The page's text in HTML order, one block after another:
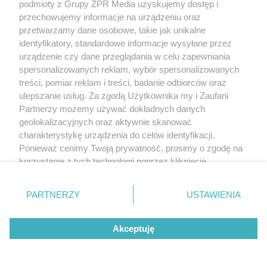
bursztynowego (kwasu butanodiowego). Oznacza to,
że drugą grupą funkcyjną musiała być
pierwszorzędowa grupa hydroksylowa (-CH
2OH), która
utleniła się do grupy karboksylowej. Zatem związek X
to kwas 4-hydroksybutanowy.
Wzór półstrukturalny związku X:HO–CH
CH2 –COOH
Napisz wzór półstrukturalny (grupowy)
jednego z izomerycznych dimetylobutanali, którynie
ulegaopisanej reakcji z KOH.
podmioty z Grupy ZPR Media uzyskujemy dostęp i
przechowujemy informacje na urządzeniu oraz
przetwarzamy dane osobowe, takie jak unikalne
identyfikatory, standardowe informacje wysyłane przez
urządzenie czy dane przeglądania w celu zapewniania
spersonalizowanych reklam, wybór spersonalizowanych
treści, pomiar reklam i treści, badanie odbiorców oraz
ulepszanie usług. Za zgodą Użytkownika my i Zaufani
Partnerzy możemy używać dokładnych danych
geolokalizacyjnych oraz aktywnie skanować
charakterystykę urządzenia do celów identyfikacji.
Ponieważ cenimy Twoją prywatność, prosimy o zgodę na
korzystanie z tych technologii poprzez kliknięcie
zmienić/wycofać klikając przycisk ustawień prywatności
znajdujący się w lewym dolnym rogu strony
rodzaje przetwarzania danych nie wymagają zgody
użytkownika, ale masz prawo sprzeciwić się takiemu
przetwarzaniu. Preferencje będą miały zastosowanie tylko
PARTNERZY USTAWIENIA
Akceptuję